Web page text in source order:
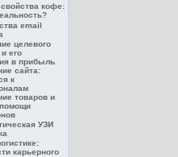
кофе:
email
целевого
его
в прибыль
сайта:
к
товаров и
УЗИ
карьерного